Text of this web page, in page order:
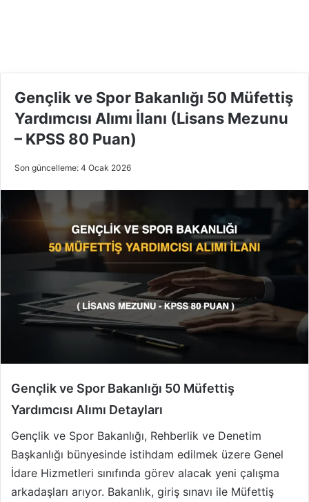
Gençlik ve Spor Bakanlığı 50 Müfettiş
Yardımcısı Alımı İlanı (Lisans Mezunu
– KPSS 80 Puan)
Son güncelleme: 4 Ocak 2026
Gençlik ve Spor Bakanlığı 50 Müfettiş
Yardımcısı Alımı Detayları
Gençlik ve Spor Bakanlığı, Rehberlik ve Denetim
Başkanlığı bünyesinde istihdam edilmek üzere Genel
İdare Hizmetleri sınıfında görev alacak yeni çalışma
arkadaşları arıyor. Bakanlık, giriş sınavı ile Müfettiş